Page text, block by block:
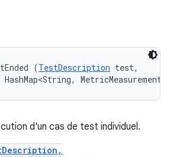
(TestDescription test,
HashMap<String,
d'un cas de test individuel.